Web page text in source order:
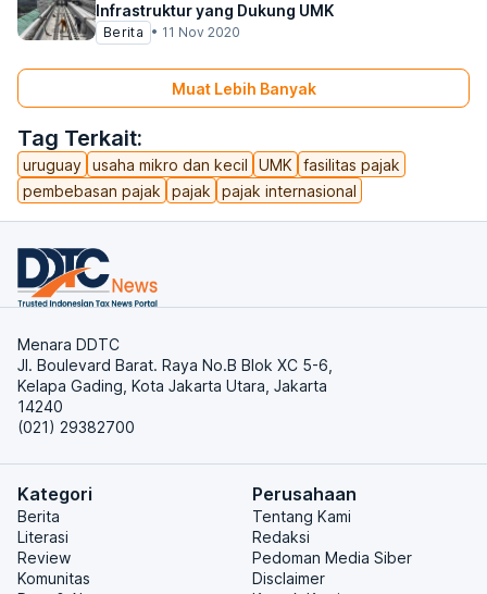
Tag Terkait:
uruguay usaha mikro dan kecil UMK
fasilitas pajak
pembebasan pajak
pajak pajak internasional
Infrastruktur yang Dukung UMK
Berita • 11 Nov 2020
Muat Lebih Banyak
Menara DDTC
Jl. Boulevard Barat. Raya No.B Blok XC 5-6,
Kelapa Gading, Kota Jakarta Utara, Jakarta
14240
(021) 29382700
Kategori
Berita
Literasi
Review
Komunitas
Perusahaan
Tentang Kami
Redaksi
Pedoman Media Siber
Disclaimer